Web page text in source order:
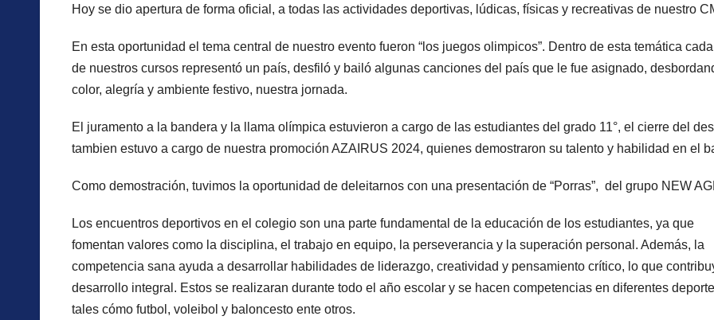
Hoy se dio apertura de forma oficial, a todas las actividades deportivas, lúdicas, físicas y recreativas de nuestro
En esta oportunidad el tema central de nuestro evento fueron “los juegos olimpicos”. Dentro de esta temática
de nuestros cursos representó un país, desfiló y bailó algunas canciones del país que le fue asignado,
color, alegría y ambiente festivo, nuestra jornada.
El juramento a la bandera y la llama olímpica estuvieron a cargo de las estudiantes del grado 11°, el cierre del
tambien estuvo a cargo de nuestra promoción AZAIRUS 2024, quienes demostraron su talento y habilidad en el
Como demostración, tuvimos la oportunidad de deleitarnos con una presentación de “Porras”, del grupo NEW
Los encuentros deportivos en el colegio son una parte fundamental de la educación de los estudiantes, ya que
fomentan valores como la disciplina, el trabajo en equipo, la perseverancia y la superación personal. Además, la
competencia sana ayuda a desarrollar habilidades de liderazgo, creatividad y pensamiento crítico, lo que
desarrollo integral. Estos se realizaran durante todo el año escolar y se hacen competencias en diferentes
tales cómo futbol, voleibol y baloncesto ente otros.